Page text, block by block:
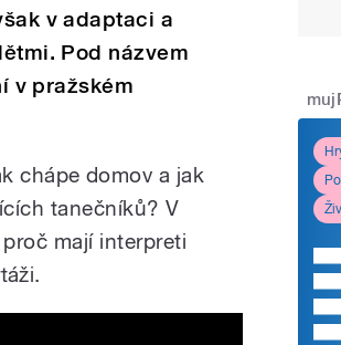
v adaptaci a
Pod názvem
v pražském
chápe domov a jak
tanečníků? V
mají interpreti